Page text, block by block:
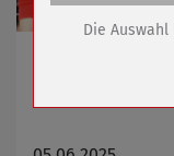
Für den Sieg
Cookie Name
Cookie Laufzeit
Die